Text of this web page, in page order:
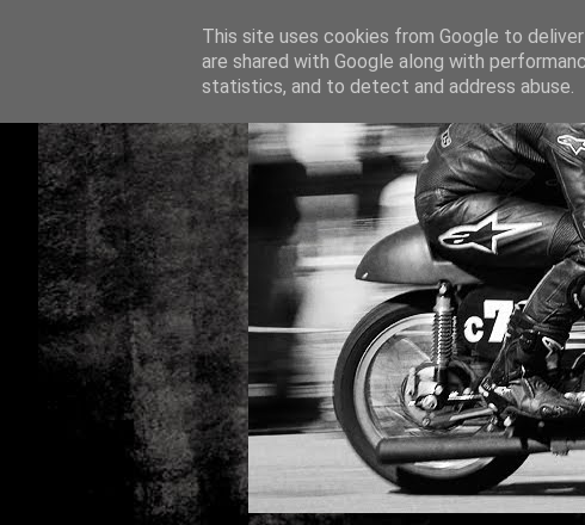
This site uses cookies from Google to
are shared with Google along with
statistics, and to detect and address abuse.